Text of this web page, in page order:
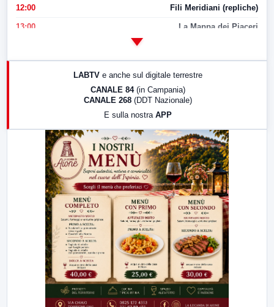
12:00 Fili Meridiani (repliche)
13:00 La Mappa dei Piaceri
17:00 LabNews (replica)
LabNews (replica)
LABTV e anche sul digitale terrestre
CANALE 84 (in Campania)
CANALE 268 (DDT Nazionale)
E sulla nostra APP